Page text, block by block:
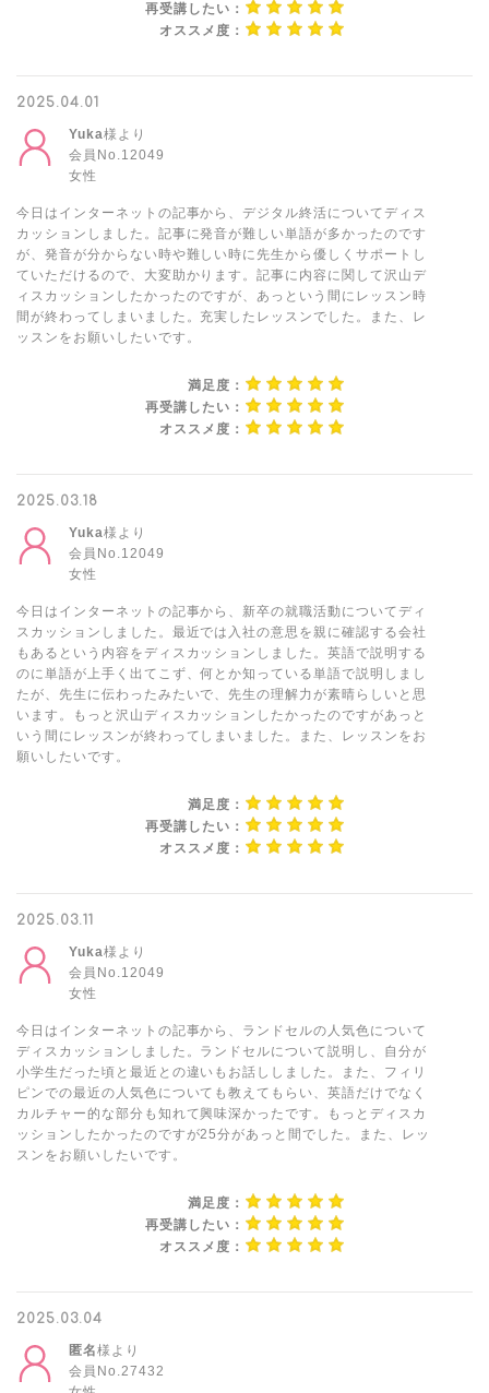
再受講したい：
オススメ度：
2025.04.01
Yuka様より
会員No.12049
女性
今日はインターネットの記事から、デジタル終活についてディス
カッションしました。記事に発音が難しい単語が多かったのです
が、発音が分からない時や難しい時に先生から優しくサポートし
ていただけるので、大変助かります。記事に内容に関して沢山デ
ィスカッションしたかったのですが、あっという間にレッスン時
間が終わってしまいました。充実したレッスンでした。また、レ
ッスンをお願いしたいです。
満足度：
再受講したい：
オススメ度：
2025.03.18
Yuka様より
会員No.12049
女性
今日はインターネットの記事から、新卒の就職活動についてディ
スカッションしました。最近では入社の意思を親に確認する会社
もあるという内容をディスカッションしました。英語で説明する
のに単語が上手く出てこず、何とか知っている単語で説明しまし
たが、先生に伝わったみたいで、先生の理解力が素晴らしいと思
います。もっと沢山ディスカッションしたかったのですがあっと
いう間にレッスンが終わってしまいました。また、レッスンをお
願いしたいです。
満足度：
再受講したい：
オススメ度：
2025.03.11
Yuka様より
会員No.12049
女性
今日はインターネットの記事から、ランドセルの人気色について
ディスカッションしました。ランドセルについて説明し、自分が
小学生だった頃と最近との違いもお話ししました。また、フィリ
ピンでの最近の人気色についても教えてもらい、英語だけでなく
カルチャー的な部分も知れて興味深かったです。もっとディスカ
ッションしたかったのですが25分があっと間でした。また、レッ
スンをお願いしたいです。
満足度：
再受講したい：
オススメ度：
2025.03.04
匿名様より
会員No.27432